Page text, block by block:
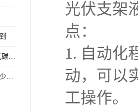
神龙谷 轻钢别墅房价格 低碳环保
神龙拜耳 山西轻钢别墅多少钱 施工快捷
光伏支架
点：
1. 自动化
动，可以
工操作。